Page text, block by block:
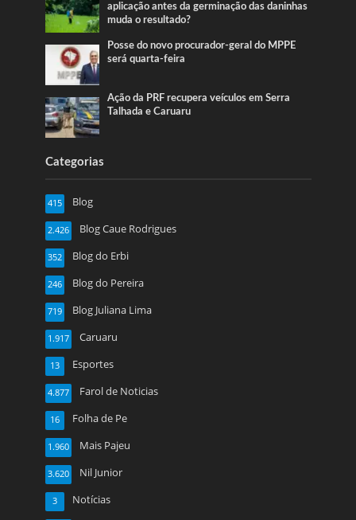
aplicação antes da germinação das daninhas
muda o resultado?
Posse do novo procurador-geral do MPPE
será quarta-feira
Ação da PRF recupera veículos em Serra
Talhada e Caruaru
Categorias
Blog
415
Blog Caue Rodrigues
2.426
Blog do Erbi
352
Blog do Pereira
246
Blog Juliana Lima
719
Caruaru
1.917
Esportes
13
Farol de Noticias
4.877
Folha de Pe
16
Mais Pajeu
1.960
Nil Junior
3.620
Notícias
3